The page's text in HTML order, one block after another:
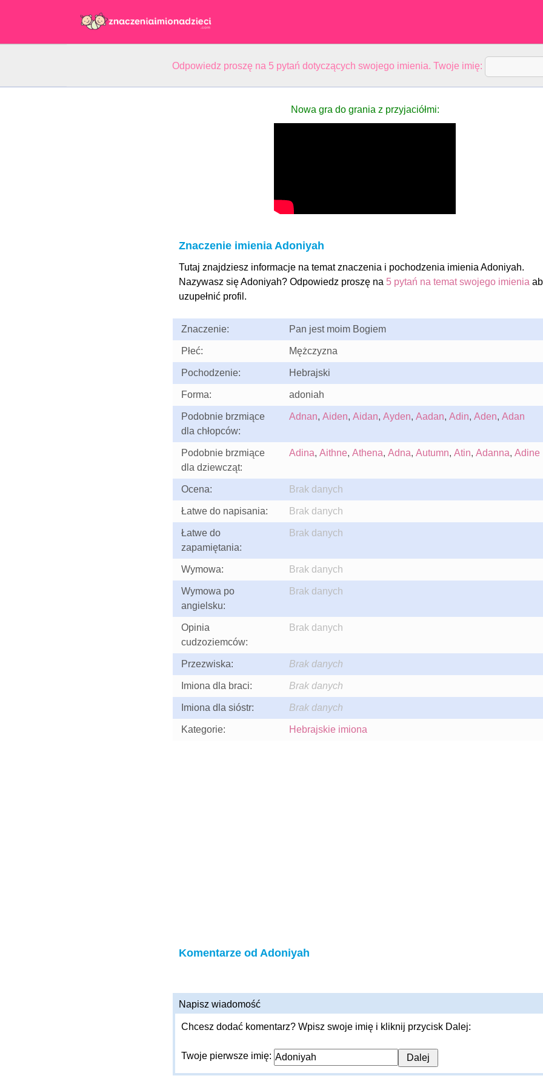
Odpowiedz proszę na 5 pytań dotyczących swojego imienia. Twoje imię:
Nowa gra do grania z przyjaciółmi:
Znaczenie imienia Adoniyah
Tutaj znajdziesz informacje na temat znaczenia i pochodzenia imienia Adoniyah.
Nazywasz się Adoniyah? Odpowiedz proszę na 5 pytań na temat swojego imienia
uzupełnić profil.
Znaczenie: Pan jest moim Bogiem
Płeć: Mężczyzna
Pochodzenie: Hebrajski
Forma: adoniah
Podobnie brzmiące
dla chłopców:
Adnan, Aiden, Aidan, Ayden, Aadan, Adin, Aden, Adan
Podobnie brzmiące
dla dziewcząt:
Adina, Aithne, Athena, Adna, Autumn, Atin, Adanna, Adine
Ocena: Brak danych
Łatwe do napisania: Brak danych
Łatwe do
zapamiętania:
Brak danych
Wymowa: Brak danych
Wymowa po
angielsku:
Brak danych
Opinia
cudzoziemców:
Brak danych
Przezwiska: Brak danych
Imiona dla braci: Brak danych
Imiona dla sióstr: Brak danych
Kategorie: Hebrajskie imiona
Komentarze od Adoniyah
Napisz wiadomość
Chcesz dodać komentarz? Wpisz swoje imię i kliknij przycisk Dalej:
Twoje pierwsze imię: